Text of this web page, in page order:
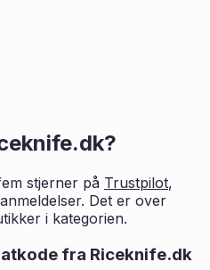
?
stjerner på Trustpilot,
Det er over
i kategorien.
fra Riceknife.dk